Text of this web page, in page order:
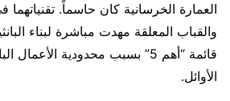
العمارة الخرسانية كان حاسماً. تقنياتهما
والقباب المعلقة مهدت مباشرة لبناء
قائمة “أهم 5” بسبب محدودية
الأوائل.